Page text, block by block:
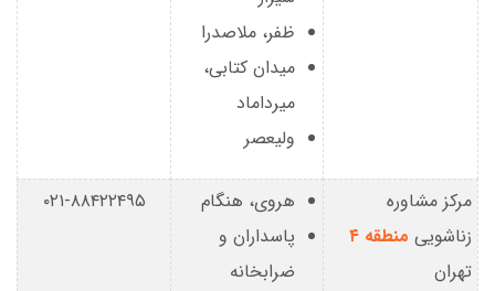
ظفر، ملاصدرا
میدان کتابی،
میرداماد
ولیعصر
مرکز مشاوره
زناشویی منطقه ۴
تهران
هروی، هنگام
پاسداران و
ضرابخانه
۰۲۱-۸۸۴۲۲۴۹۵